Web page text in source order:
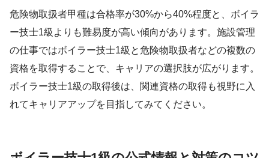
危険物取扱者甲種は合格率が30%から40%程度と、ボイラ
ー技士1級よりも難易度が高い傾向があります。施設管理
の仕事ではボイラー技士1級と危険物取扱者などの複数の
資格を取得することで、キャリアの選択肢が広がります。
ボイラー技士1級の取得後は、関連資格の取得も視野に入
れてキャリアアップを目指してみてください。